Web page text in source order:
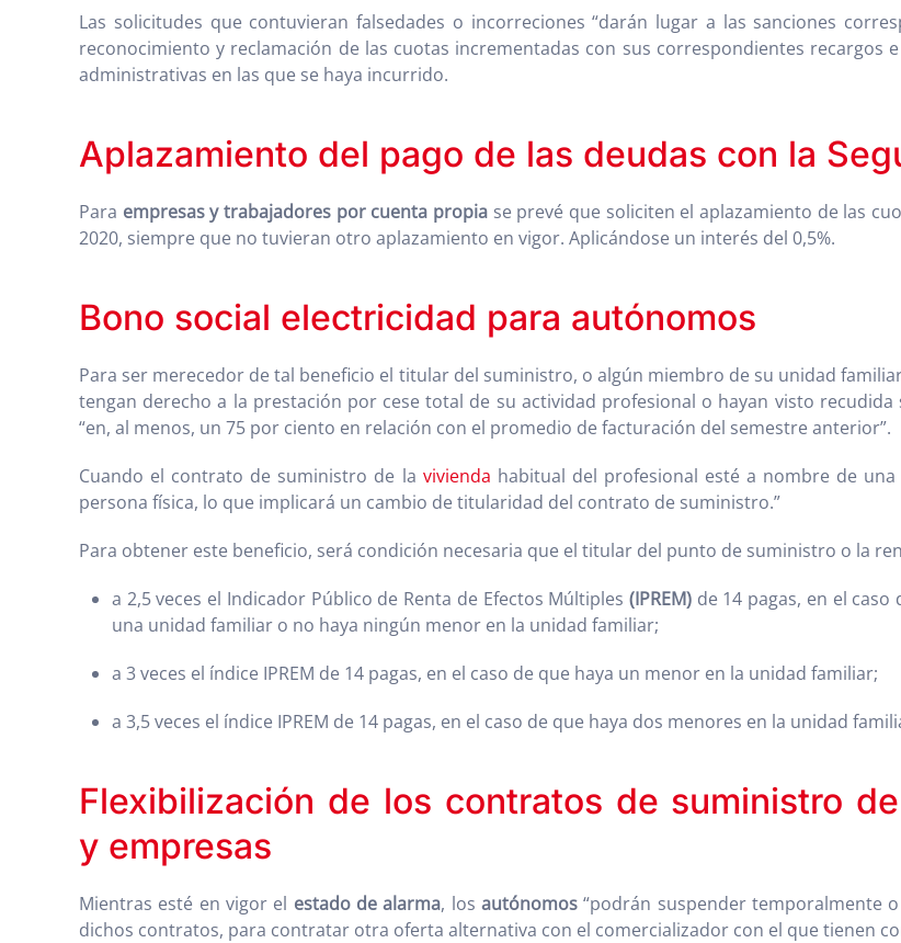
Las solicitudes que contuvieran falsedades o incorreciones “darán lugar a las sanciones
reconocimiento y reclamación de las cuotas incrementadas con sus correspondientes recargos
administrativas en las que se haya incurrido.
Aplazamiento del pago de las deudas con la
Para empresas y trabajadores por cuenta propiase prevé que soliciten el aplazamiento de las
2020, siempre que no tuvieran otro aplazamiento en vigor. Aplicándose un interés del 0,5%.
Bono social electricidad para autónomos
Para ser merecedor de tal beneficio el titular del suministro, o algún miembro de su unidad
tengan derecho a la prestación por cese total de su actividad profesional o hayan visto
“en, al menos, un 75 por ciento en relación con el promedio de facturación del semestre anterior”.
Cuando el contrato de suministro de la vivienda habitual del profesional esté a nombre de
persona física, lo que implicará un cambio de titularidad del contrato de suministro.”
Para obtener este beneficio, será condición necesaria que el titular del punto de suministro o la
a 2,5 veces el Indicador Público de Renta de Efectos Múltiples (IPREM)de 14 pagas, en el
una unidad familiar o no haya ningún menor en la unidad familiar;
a 3 veces el índice IPREM de 14 pagas, en el caso de que haya un menor en la unidad familiar;
a 3,5 veces el índice IPREM de 14 pagas, en el caso de que haya dos menores en la unidad
Flexibilización de los contratos de suministro
y empresas
Mientras esté en vigor el estado de alarma, los autónomos“podrán suspender temporalmente
dichos contratos, para contratar otra oferta alternativa con el comercializador con el que tienen